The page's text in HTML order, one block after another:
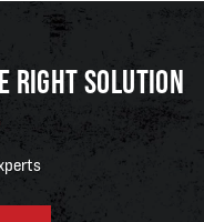
RIGHT SOLUTION